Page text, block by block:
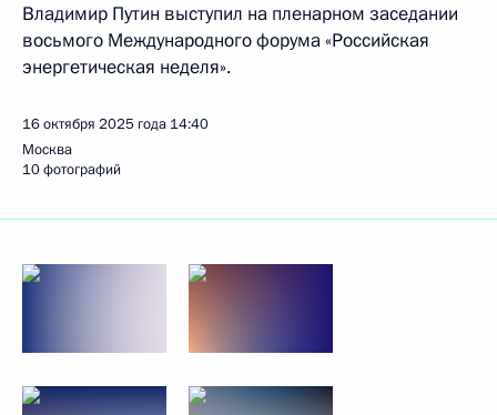
Владимир Путин выступил на пленарном заседании
восьмого Международного форума «Российская
энергетическая неделя».
16 октября 2025 года 14:40
Москва
10 фотографий